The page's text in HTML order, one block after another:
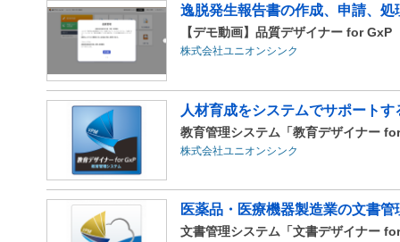
逸脱発生報告書の作成、申請、
【デモ動画】品質デザイナー for GxP
株式会社ユニオンシンク
人材育成をシステムでサポート
教育管理システム「教育デザイナー
株式会社ユニオンシンク
医薬品・医療機器製造業の文書管
文書管理システム「文書デザイナー